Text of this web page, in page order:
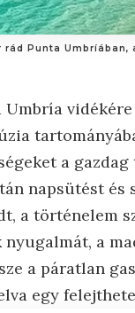
Punta
Umbría
a
napsütést és
a történelem
a
a páratlan
egy